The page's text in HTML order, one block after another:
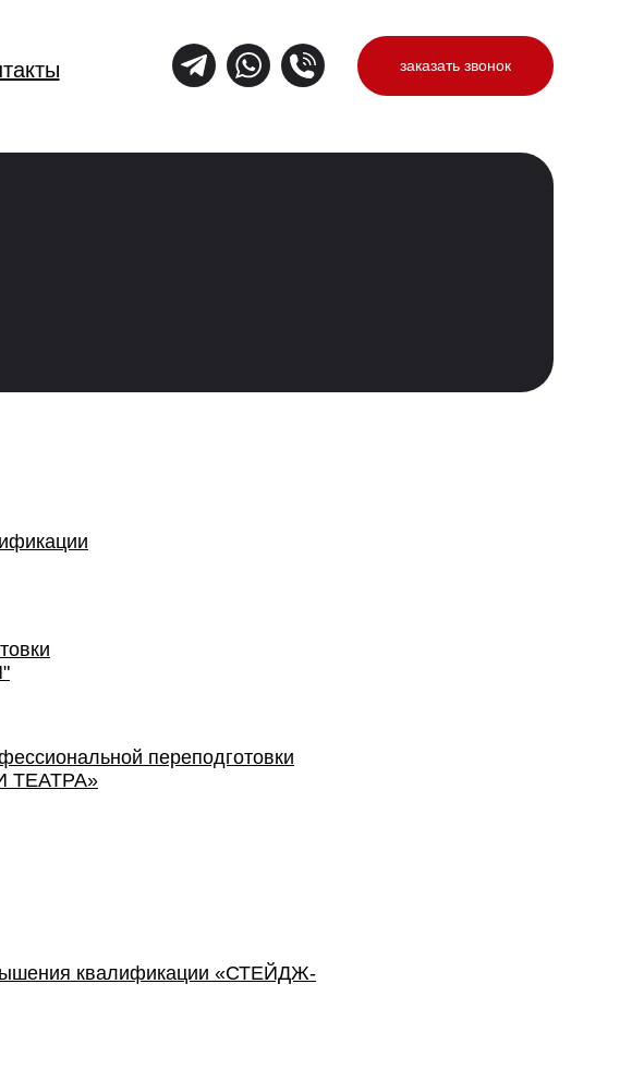
заказать звонок
переподготовки
ТЕАТРА»
квалификации «СТЕЙДЖ-